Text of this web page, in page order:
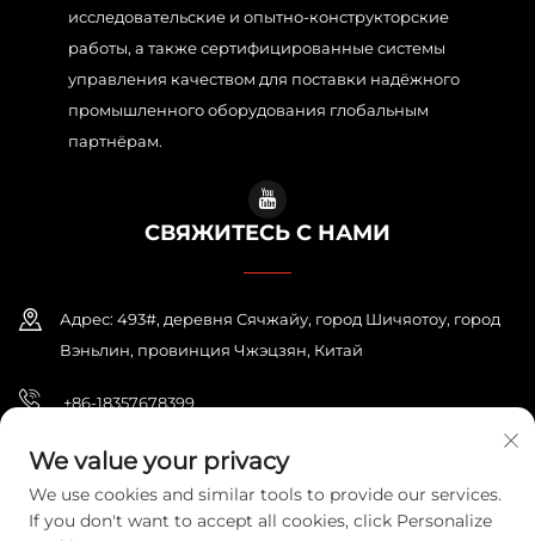
исследовательские и опытно-конструкторские
работы, а также сертифицированные системы
управления качеством для поставки надёжного
промышленного оборудования глобальным
партнёрам.
СВЯЖИТЕСЬ С НАМИ
Адрес: 493#, деревня Сячжайу, город Шичяотоу, город
Вэньлин, провинция Чжэцзян, Китай
+86-18357678399
[email protected]
We value your privacy
We use cookies and similar tools to provide our services.
If you don't want to accept all cookies, click Personalize